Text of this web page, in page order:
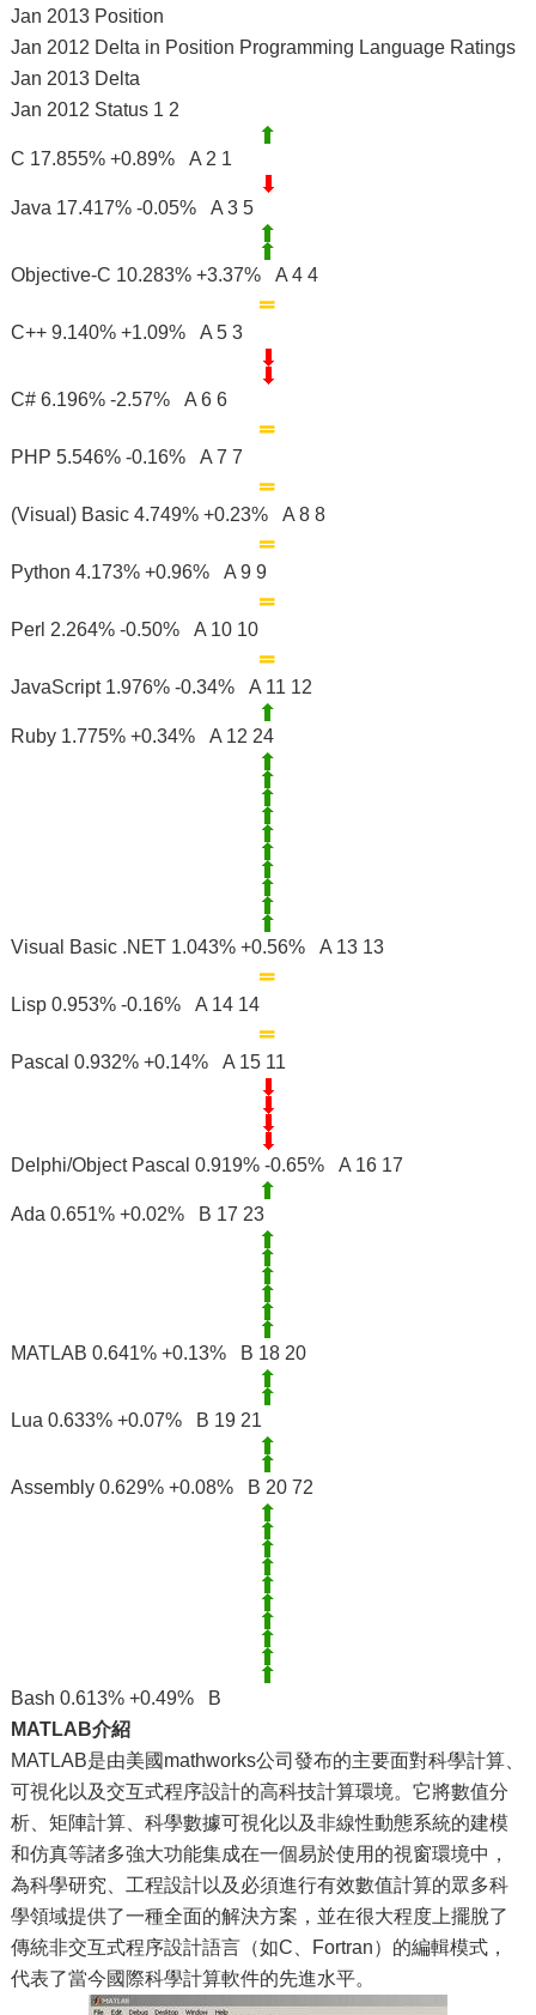
Jan 2013 Position
Jan 2012 Delta in Position Programming Language Ratings
Jan 2013 Delta
Jan 2012 Status 1 2
C 17.855% +0.89% A 2 1
Java 17.417% -0.05% A 3 5
Objective-C 10.283% +3.37% A 4 4
C++ 9.140% +1.09% A 5 3
C# 6.196% -2.57% A 6 6
PHP 5.546% -0.16% A 7 7
(Visual) Basic 4.749% +0.23% A 8 8
Python 4.173% +0.96% A 9 9
Perl 2.264% -0.50% A 10 10
JavaScript 1.976% -0.34% A 11 12
Ruby 1.775% +0.34% A 12 24
Visual Basic .NET 1.043% +0.56% A 13 13
Lisp 0.953% -0.16% A 14 14
Pascal 0.932% +0.14% A 15 11
Delphi/Object Pascal 0.919% -0.65% A 16 17
Ada 0.651% +0.02% B 17 23
MATLAB 0.641% +0.13% B 18 20
Lua 0.633% +0.07% B 19 21
Assembly 0.629% +0.08% B 20 72
Bash 0.613% +0.49% B
MATLAB介紹
MATLAB是由美國mathworks公司發布的主要面對科學計算、
可視化以及交互式程序設計的高科技計算環境。它將數值分
析、矩陣計算、科學數據可視化以及非線性動態系統的建模
和仿真等諸多強大功能集成在一個易於使用的視窗環境中，
為科學研究、工程設計以及必須進行有效數值計算的眾多科
學領域提供了一種全面的解決方案，並在很大程度上擺脫了
傳統非交互式程序設計語言（如C、Fortran）的編輯模式，
代表了當今國際科學計算軟件的先進水平。